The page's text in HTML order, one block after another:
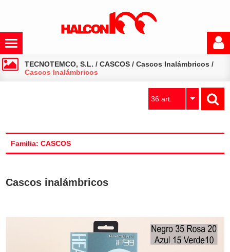
TECNOTEMCO, S.L. /CASCOS /Cascos Inalámbricos /
Cascos Inalámbricos
36 art.
Familia: CASCOS
Cascos inalámbricos